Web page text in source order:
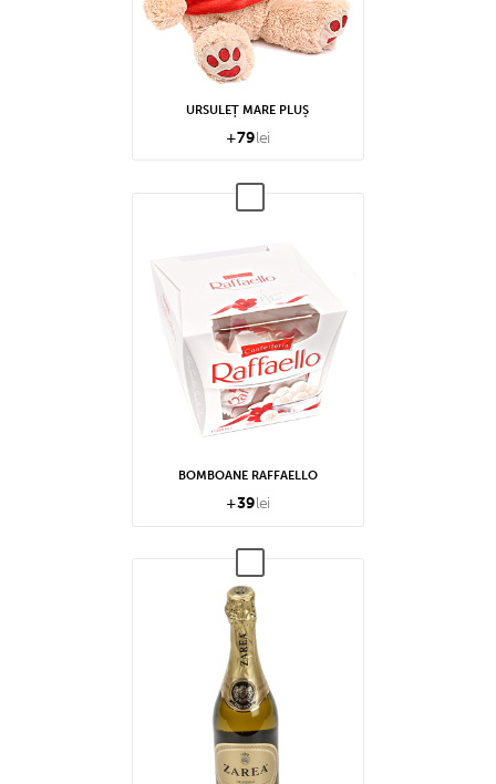
URSULEȚ MARE PLUȘ
+79lei
BOMBOANE RAFFAELLO
+39lei